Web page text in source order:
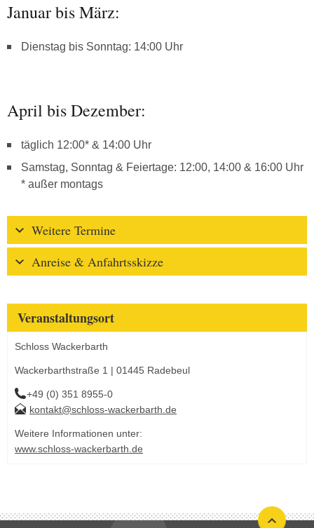
Januar bis März:
Dienstag bis Sonntag: 14:00 Uhr
April bis Dezember:
täglich 12:00* & 14:00 Uhr
Samstag, Sonntag & Feiertage: 12:00, 14:00 & 16:00 Uhr
* außer montags
Weitere Termine
Anreise & Anfahrtsskizze
Veranstaltungsort
Schloss Wackerbarth
Wackerbarthstraße 1 | 01445 Radebeul
+49 (0) 351 8955-0
kontakt@schloss-wackerbarth.de
Weitere Informationen unter:
www.schloss-wackerbarth.de